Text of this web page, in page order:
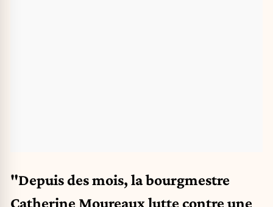
"Depuis des mois, la bourgmestre
Catherine Moureaux lutte contre une